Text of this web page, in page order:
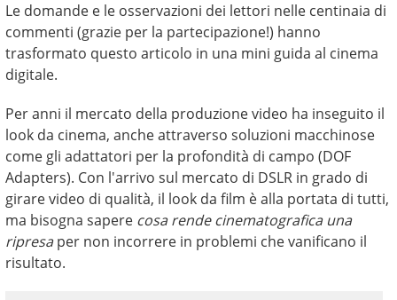
Le domande e le osservazioni dei lettori nelle centinaia di
commenti (grazie per la partecipazione!) hanno
trasformato questo articolo in una mini guida al cinema
digitale.
Per anni il mercato della produzione video ha inseguito il
look da cinema, anche attraverso soluzioni macchinose
come gli adattatori per la profondità di campo (DOF
Adapters). Con l'arrivo sul mercato di DSLR in grado di
girare video di qualità, il look da film è alla portata di tutti,
ma bisogna sapere cosa rende cinematografica una
ripresaper non incorrere in problemi che vanificano il
risultato.